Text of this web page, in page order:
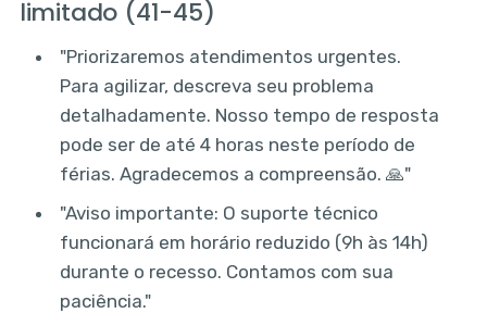
limitado (41-45)
"Priorizaremos atendimentos urgentes.
Para agilizar, descreva seu problema
detalhadamente. Nosso tempo de resposta
pode ser de até 4 horas neste período de
férias. Agradecemos a compreensão. 🙏"
"Aviso importante: O suporte técnico
funcionará em horário reduzido (9h às 14h)
durante o recesso. Contamos com sua
paciência."